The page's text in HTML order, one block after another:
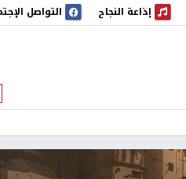
إذاعة النجاح
إذاعة النجاح التواصل